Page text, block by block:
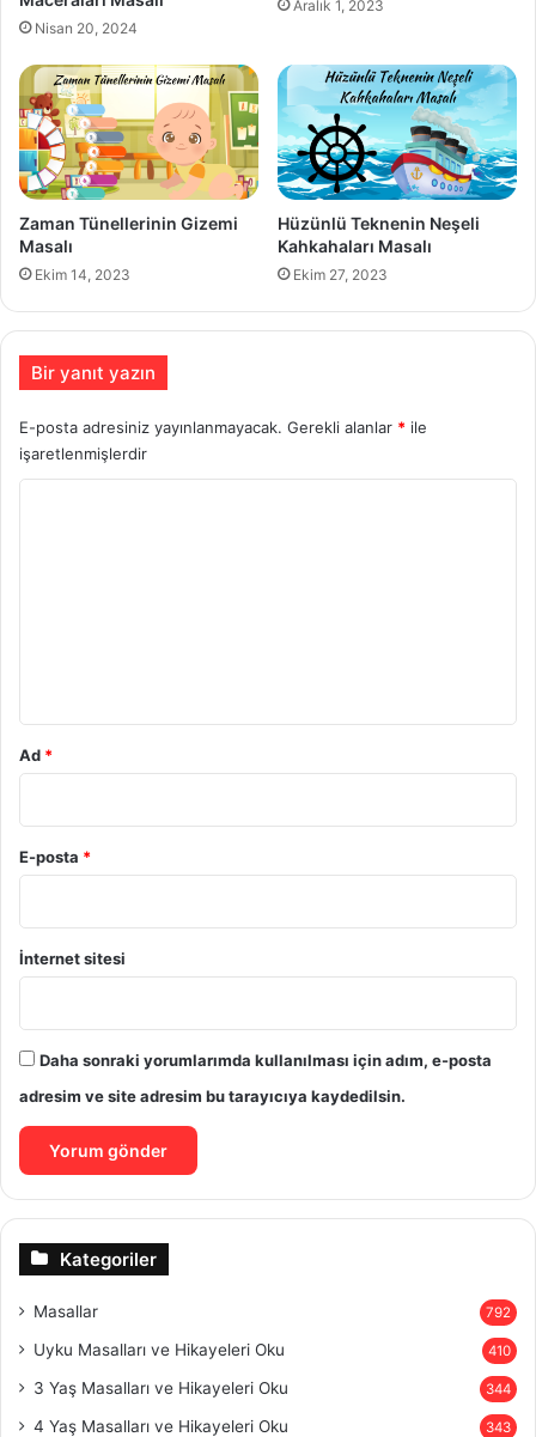
Nisan 20, 2024
Aralık 1, 2023
Zaman Tünellerinin Gizemi
Masalı
Ekim 14, 2023
Hüzünlü Teknenin Neşeli
Kahkahaları Masalı
Ekim 27, 2023
Bir yanıt yazın
E-posta adresiniz yayınlanmayacak. Gerekli alanlar * ile
işaretlenmişlerdir
Ad *
E-posta *
İnternet sitesi
Daha sonraki yorumlarımda kullanılması için adım, e-posta
adresim ve site adresim bu tarayıcıya kaydedilsin.
Kategoriler
Masallar 792
Uyku Masalları ve Hikayeleri Oku 410
3 Yaş Masalları ve Hikayeleri Oku 344
4 Yaş Masalları ve Hikayeleri Oku 343